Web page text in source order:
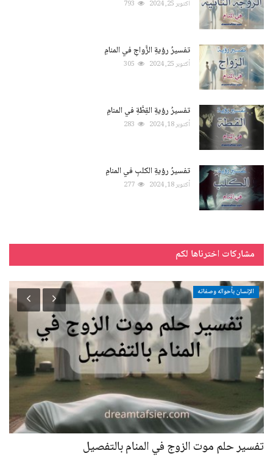
أكتوبر 25, 2024 793
تفسيرُ رؤيةِ الزَّواجِ في المنامِ
أكتوبر 25, 2024 305
تفسيرُ رؤيةِ القِطَّةِ في المنامِ
أكتوبر 18, 2024 283
تفسيرُ رؤيةِ الكلبِ في المنامِ
أكتوبر 18, 2024 277
مشاركات اخترناها لكم
الإنسان بأحواله وصفاته
تفسير حلم موت الزوج في المنام بالتفصيل